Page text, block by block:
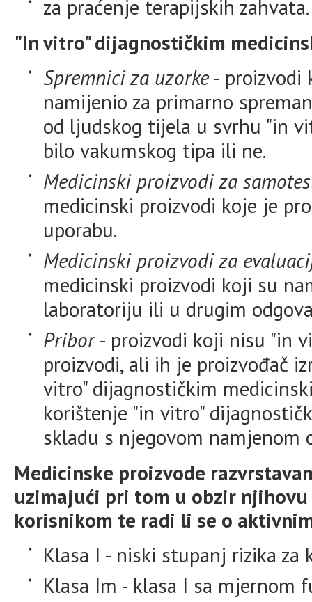
za praćenje terapijskih zahvata.
"In vitro" dijagnostičkim
Spremnici za uzorke- proizvodi
namijenio za primarno
od ljudskog tijela u svrhu "in
bilo vakumskog tipa ili ne.
Medicinski proizvodi za
medicinski proizvodi koje je
uporabu.
Medicinski proizvodi za
medicinski proizvodi koji su
laboratoriju ili u drugim
Pribor- proizvodi koji nisu "in
proizvodi, ali ih je proizvođač
vitro" dijagnostičkim
korištenje "in vitro"
skladu s njegovom namjenom
Medicinske proizvode
uzimajući pri tom u obzir
korisnikom te radi li se o
Klasa I - niski stupanj rizika za
Klasa Im - klasa I sa mjernom